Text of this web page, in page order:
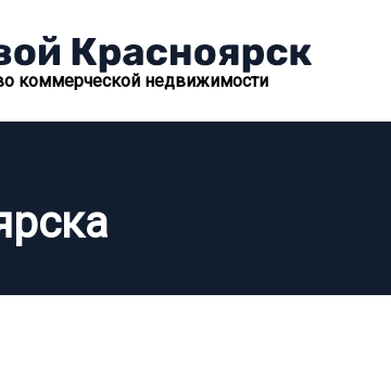
коммерческой недвижимости